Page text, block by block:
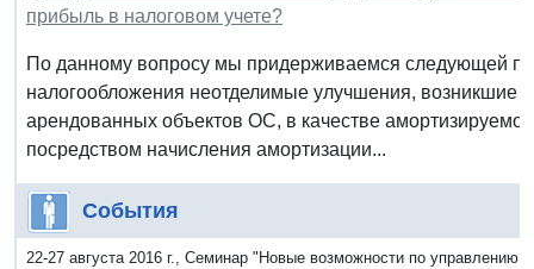
прибыль в налоговом учете?
По данному вопросу мы придерживаемся следующей
налогообложения неотделимые улучшения, возникшие
арендованных объектов ОС, в качестве
посредством начисления амортизации...
События
22-27 августа 2016 г., Семинар "Новые возможности по управлению